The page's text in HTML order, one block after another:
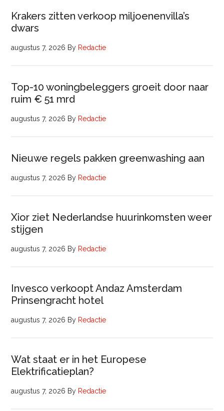
Krakers zitten verkoop miljoenenvilla’s
dwars
augustus 7, 2026 By Redactie
Top-10 woningbeleggers groeit door naar
ruim € 51 mrd
augustus 7, 2026 By Redactie
Nieuwe regels pakken greenwashing aan
augustus 7, 2026 By Redactie
Xior ziet Nederlandse huurinkomsten weer
stijgen
augustus 7, 2026 By Redactie
Invesco verkoopt Andaz Amsterdam
Prinsengracht hotel
augustus 7, 2026 By Redactie
Wat staat er in het Europese
Elektrificatieplan?
augustus 7, 2026 By Redactie